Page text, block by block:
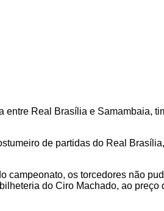
Real Brasília e Samambaia,
de partidas do Real
campeonato, os torcedores não
do Ciro Machado, ao preço